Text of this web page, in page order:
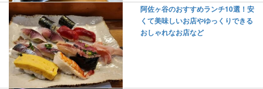
阿佐ヶ谷のおすすめランチ10選！安
くて美味しいお店やゆっくりできる
おしゃれなお店など